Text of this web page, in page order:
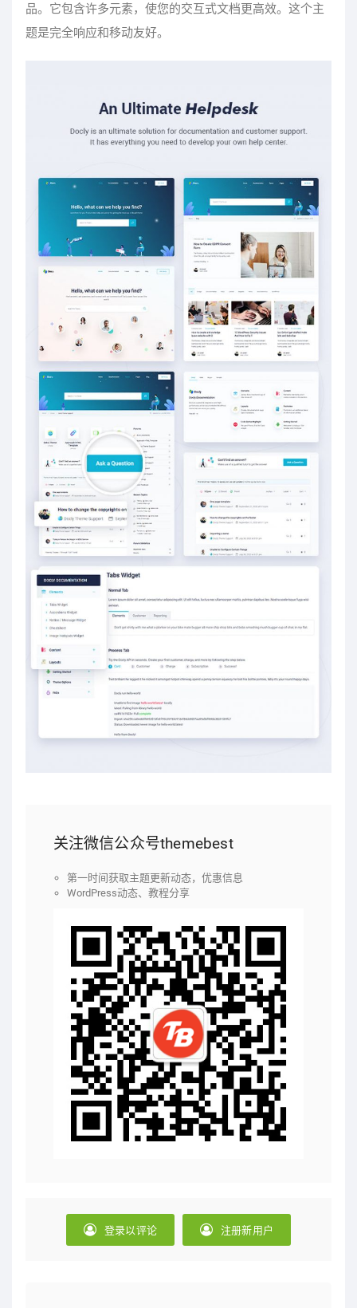
品。它包含许多元素，使您的交互式文档更高效。这个主
题是完全响应和移动友好。
关注微信公众号themebest
第一时间获取主题更新动态，优惠信息
WordPress动态、教程分享
登录以评论 注册新用户